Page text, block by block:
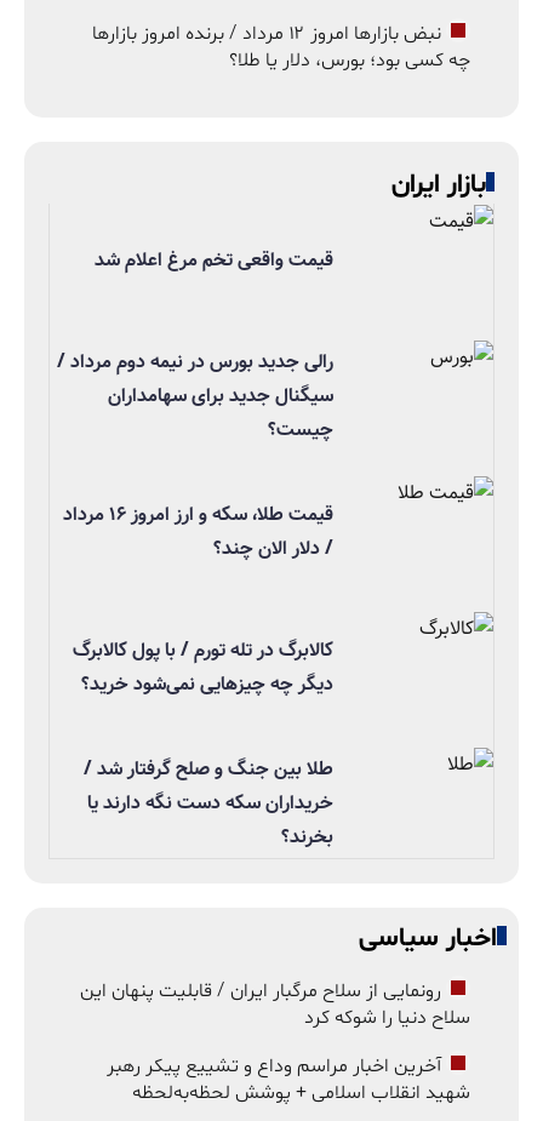
نبض بازارها امروز ۱۲ مرداد / برنده امروز بازارها
چه کسی بود؛ بورس، دلار یا طلا؟
بازار ایران
قیمت واقعی تخم مرغ اعلام شد
رالی جدید بورس در نیمه دوم مرداد /
سیگنال جدید برای سهامداران
چیست؟
قیمت طلا، سکه و ارز امروز ۱۶ مرداد
/ دلار الان چند؟
کالابرگ در تله تورم / با پول کالابرگ
دیگر چه چیزهایی نمی‌شود خرید؟
طلا بین جنگ و صلح گرفتار شد /
خریداران سکه دست نگه دارند یا
بخرند؟
اخبار سیاسی
رونمایی از سلاح مرگبار ایران / قابلیت پنهان این
سلاح دنیا را شوکه کرد
آخرین اخبار مراسم وداع و تشییع پیکر رهبر
شهید انقلاب اسلامی + پوشش لحظه‌به‌لحظه